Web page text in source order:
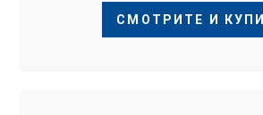
СМОТРИТЕ И